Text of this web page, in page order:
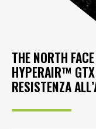
THE NORTH
HYPERAIR™
RESISTENZA